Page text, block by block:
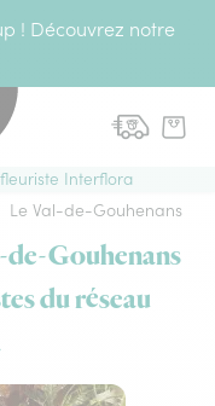
! Découvrez notre
Interflora
Le Val-de-Gouhenans
Gouhenans
du réseau